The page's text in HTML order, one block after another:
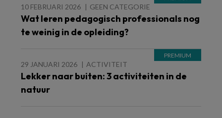
10 FEBRUARI 2026 GEEN CATEGORIE
Wat leren pedagogisch professionals nog
te weinig in de opleiding?
29 JANUARI 2026 ACTIVITEIT
Lekker naar buiten: 3 activiteiten in de
natuur